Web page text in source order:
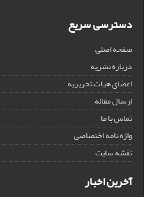
دسترسی سریع
صفحه اصلی
درباره نشریه
اعضای هیات تحریریه
ارسال مقاله
تماس با ما
واژه نامه اختصاصی
نقشه سایت
آخرین اخبار